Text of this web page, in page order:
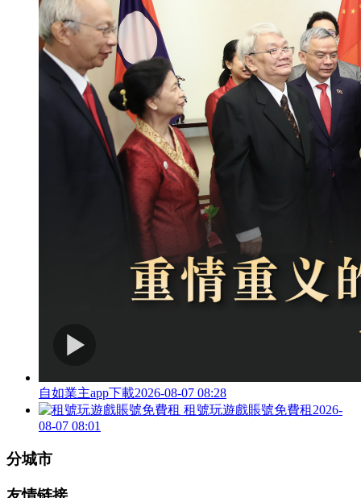
自如業主app下載2026-08-07 08:28
租號玩遊戲賬號免費租 2026-
08-07 08:01
分城市